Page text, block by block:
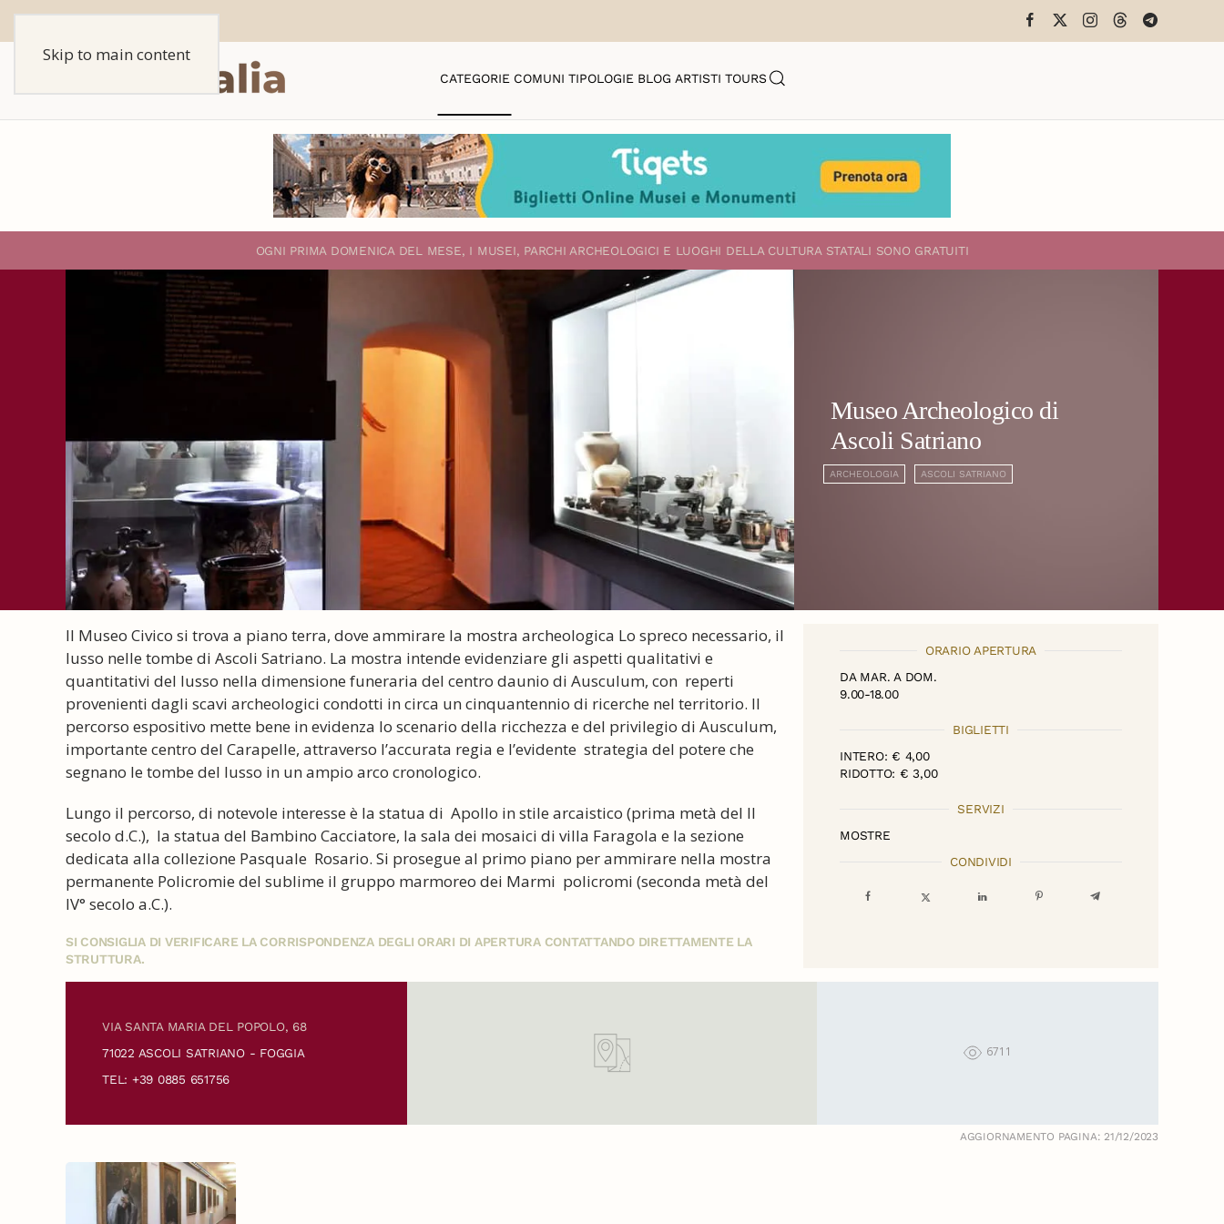
Skip to main content
CATEGORIE COMUNI TIPOLOGIE BLOG ARTISTI TOURS
OGNI PRIMA DOMENICA DEL MESE, I MUSEI, PARCHI ARCHEOLOGICI E LUOGHI DELLA CULTURA STATALI SONO GRATUITI
Museo Archeologico di
Ascoli Satriano
ARCHEOLOGIA ASCOLI SATRIANO
Il Museo Civico si trova a piano terra, dove ammirare la mostra archeologica Lo spreco necessario, il
lusso nelle tombe di Ascoli Satriano. La mostra intende evidenziare gli aspetti qualitativi e
quantitativi del lusso nella dimensione funeraria del centro daunio di Ausculum, con reperti
provenienti dagli scavi archeologici condotti in circa un cinquantennio di ricerche nel territorio. Il
percorso espositivo mette bene in evidenza lo scenario della ricchezza e del privilegio di Ausculum,
importante centro del Carapelle, attraverso l’accurata regia e l’evidente strategia del potere che
segnano le tombe del lusso in un ampio arco cronologico.
Lungo il percorso, di notevole interesse è la statua di Apollo in stile arcaistico (prima metà del II
secolo d.C.), la statua del Bambino Cacciatore, la sala dei mosaici di villa Faragola e la sezione
dedicata alla collezione Pasquale Rosario. Si prosegue al primo piano per ammirare nella mostra
permanente Policromie del sublime il gruppo marmoreo dei Marmi policromi (seconda metà del
IV° secolo a.C.).
SI CONSIGLIA DI VERIFICARE LA CORRISPONDENZA DEGLI ORARI DI APERTURA CONTATTANDO DIRETTAMENTE LA
STRUTTURA.
ORARIO APERTURA
DA MAR. A DOM.
9.00-18.00
BIGLIETTI
INTERO: € 4,00
RIDOTTO: € 3,00
SERVIZI
MOSTRE
CONDIVIDI
VIA SANTA MARIA DEL POPOLO, 68
71022 ASCOLI SATRIANO - FOGGIA
TEL: +39 0885 651756
6711
AGGIORNAMENTO PAGINA: 21/12/2023